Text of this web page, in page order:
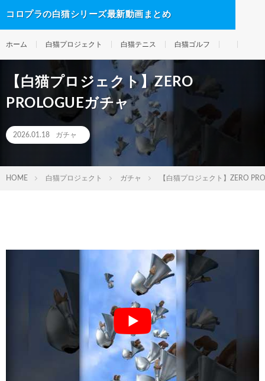
コロプラの白猫シリーズ最新動画まとめ
ホーム 白猫プロジェクト 白猫テニス 白猫ゴルフ
【白猫プロジェクト】ZERO
PROLOGUEガチャ
2026.01.18 ガチャ
HOME 白猫プロジェクト ガチャ 【白猫プロジェクト】ZERO